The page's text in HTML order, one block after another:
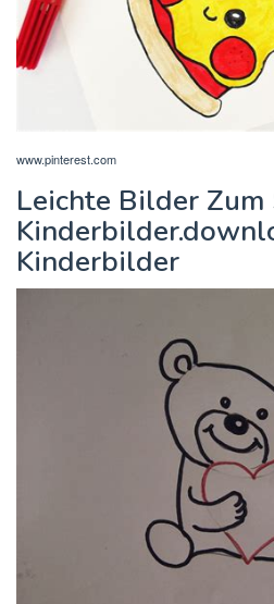
www.pinterest.com
Leichte Bilder
Kinderbilder